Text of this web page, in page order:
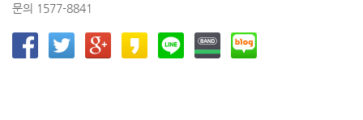
문의 1577-8841